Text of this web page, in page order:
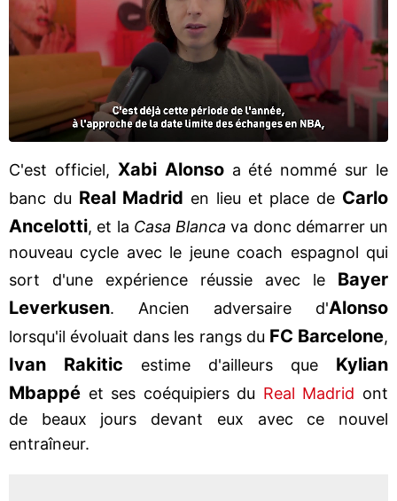
C'est officiel, Xabi Alonso a été nommé sur le
banc du Real Madrid en lieu et place de Carlo
Ancelotti, et la Casa Blancava donc démarrer un
nouveau cycle avec le jeune coach espagnol qui
sort d'une expérience réussie avec le Bayer
Leverkusen. Ancien adversaire d'Alonso
lorsqu'il évoluait dans les rangs du FC Barcelone,
Ivan Rakitic estime d'ailleurs que Kylian
Mbappé et ses coéquipiers du Real Madrid ont
de beaux jours devant eux avec ce nouvel
entraîneur.